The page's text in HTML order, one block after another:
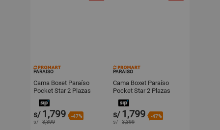
PARAISO
Cama Boxet Paraíso
Pocket Star 2 Plazas
Charcoal
s/ 1,799 -47%
s/ 3,399
PARAISO
Cama Boxet Paraíso
Pocket Star 2 Plazas
Chocolate
s/ 1,799 -47%
s/ 3,399